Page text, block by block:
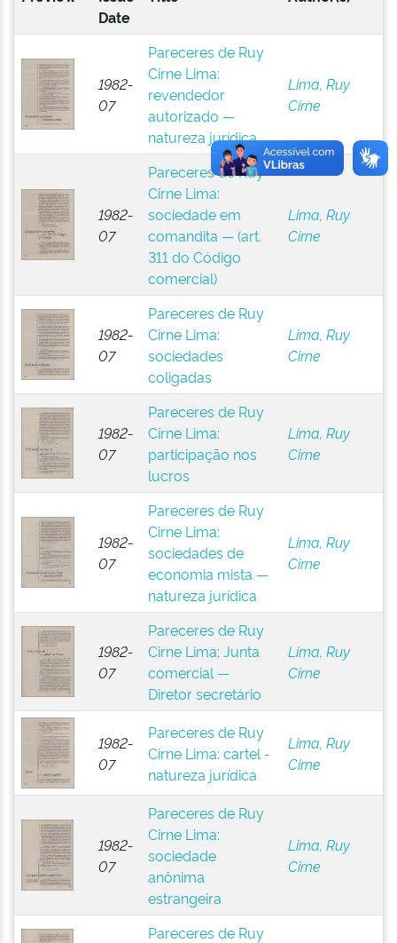
Date
1982-
07
Pareceres de Ruy
Cirne Lima:
revendedor
autorizado —
natureza jurídica
Lima, Ruy
Cirne
1982-
07
Pareceres de Ruy
Cirne Lima:
sociedade em
comandita — (art.
311 do Código
comercial)
Lima, Ruy
Cirne
1982-
07
Pareceres de Ruy
Cirne Lima:
sociedades
coligadas
Lima, Ruy
Cirne
1982-
07
Pareceres de Ruy
Cirne Lima:
participação nos
lucros
Lima, Ruy
Cirne
1982-
07
Pareceres de Ruy
Cirne Lima:
sociedades de
economia mista —
natureza jurídica
Lima, Ruy
Cirne
1982-
07
Pareceres de Ruy
Cirne Lima: Junta
comercial —
Diretor secretário
Lima, Ruy
Cirne
1982-
07
Pareceres de Ruy
Cirne Lima: cartel -
natureza jurídica
Lima, Ruy
Cirne
1982-
07
Pareceres de Ruy
Cirne Lima:
sociedade
anônima
estrangeira
Lima, Ruy
Cirne
Pareceres de Ruy